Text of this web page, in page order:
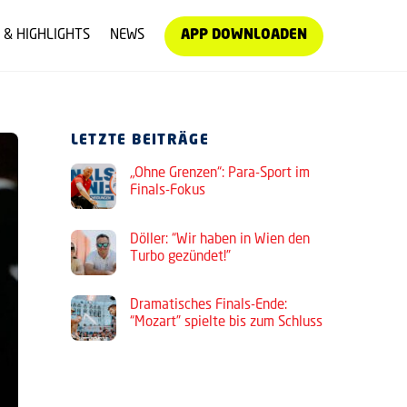
& HIGHLIGHTS NEWS APP DOWNLOADEN
LETZTE BEITRÄGE
„Ohne Grenzen“: Para-Sport im
Finals-Fokus
Döller: “Wir haben in Wien den
Turbo gezündet!”
Dramatisches Finals-Ende:
“Mozart” spielte bis zum Schluss